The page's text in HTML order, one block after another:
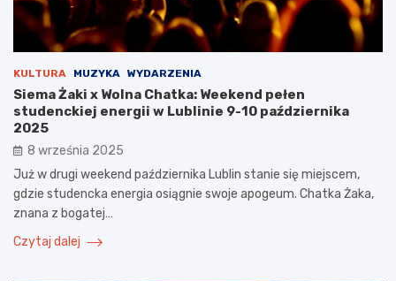
KULTURA MUZYKA WYDARZENIA
Siema Żaki x Wolna Chatka: Weekend pełen
studenckiej energii w Lublinie 9-10 października
2025
8 września 2025
Już w drugi weekend października Lublin stanie się miejscem,
gdzie studencka energia osiągnie swoje apogeum. Chatka Żaka,
znana z bogatej…
Czytaj dalej